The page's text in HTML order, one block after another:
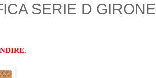
SERIE D GIRONE